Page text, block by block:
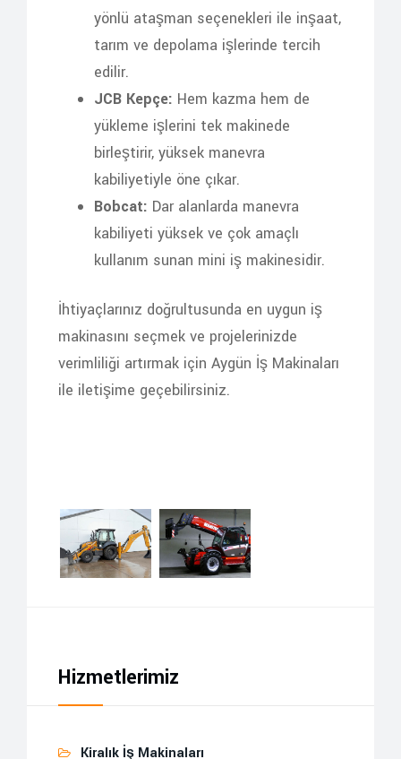
yönlü ataşman seçenekleri ile inşaat,
tarım ve depolama işlerinde tercih
edilir.
JCB Kepçe: Hem kazma hem de
yükleme işlerini tek makinede
birleştirir, yüksek manevra
kabiliyetiyle öne çıkar.
Bobcat: Dar alanlarda manevra
kabiliyeti yüksek ve çok amaçlı
kullanım sunan mini iş makinesidir.
İhtiyaçlarınız doğrultusunda en uygun iş
makinasını seçmek ve projelerinizde
verimliliği artırmak için Aygün İş Makinaları
ile iletişime geçebilirsiniz.
Hizmetlerimiz
Kiralık İş Makinaları